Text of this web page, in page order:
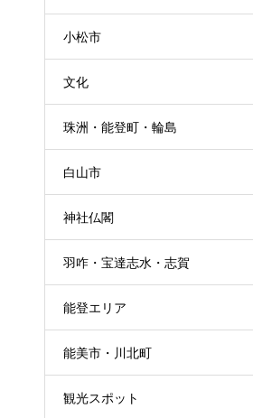
小松市
文化
珠洲・能登町・輪島
白山市
神社仏閣
羽咋・宝達志水・志賀
能登エリア
能美市・川北町
観光スポット